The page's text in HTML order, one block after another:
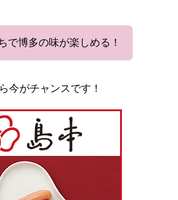
で博多の味が楽しめる！
今がチャンスです！